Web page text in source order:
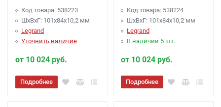
Код товара: 538223
ШхВхГ: 101x84x10,2 мм
Legrand
Уточнить наличие
от 10 024 руб.
Подробнее
Код товара: 538224
ШхВхГ: 101x84x10,2 мм
Legrand
В наличии 5 шт.
от 10 024 руб.
Подробнее